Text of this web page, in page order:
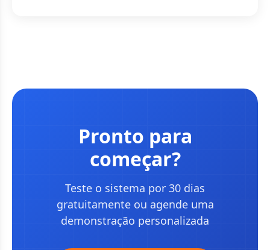
Pronto para
começar?
Teste o sistema por 30 dias
gratuitamente ou agende uma
demonstração personalizada